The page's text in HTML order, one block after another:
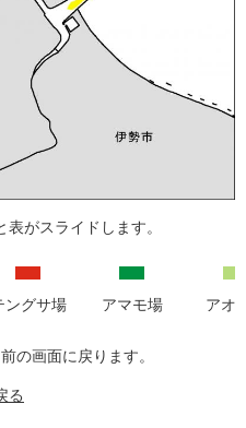
がスライドします。
ングサ場 アマモ場 アオ
の画面に戻ります。
る